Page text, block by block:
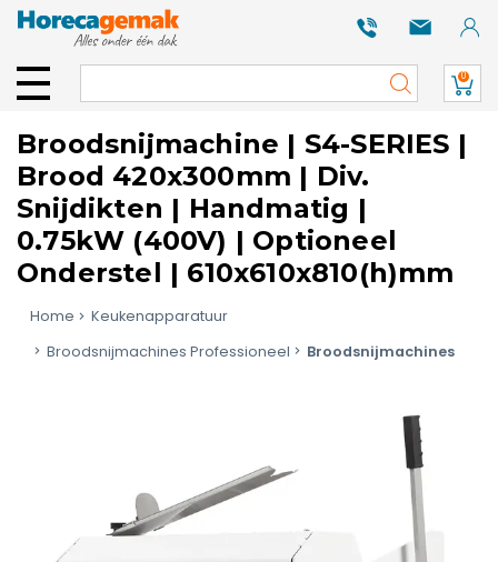
0
Broodsnijmachine | S4-SERIES |
Brood 420x300mm | Div.
Snijdikten | Handmatig |
0.75kW (400V) | Optioneel
Onderstel | 610x610x810(h)mm
Home
Keukenapparatuur
Broodsnijmachines Professioneel
Broodsnijmachines